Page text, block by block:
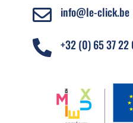
 info@le-click.be
 +32 (0) 65 37 22